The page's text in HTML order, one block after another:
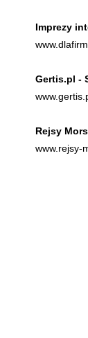
Imprezy
Gertis.pl -
Rejsy
www.rejsy-